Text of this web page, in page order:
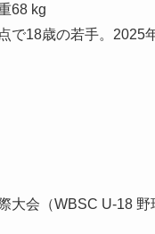
68 kg
で18歳の若手。2025
大会（WBSC U-18